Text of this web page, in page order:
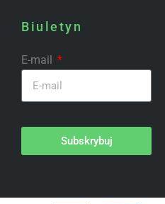
Biuletyn
E-mail
Subskrybuj